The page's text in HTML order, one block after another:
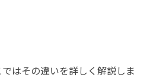
はその違いを詳しく解説しま